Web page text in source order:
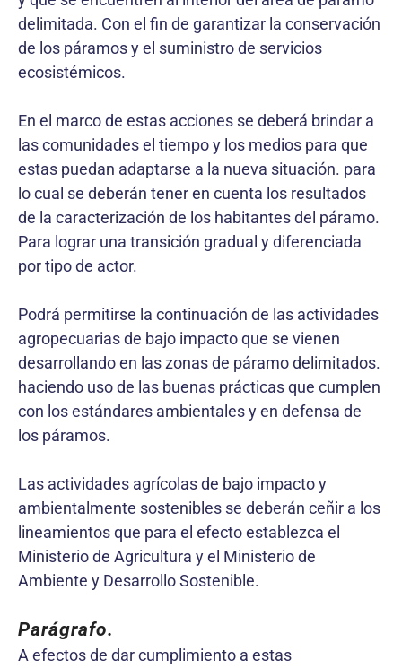
delimitada. Con el fin de garantizar la conservación
de los páramos y el suministro de servicios
ecosistémicos.
En el marco de estas acciones se deberá brindar a
las comunidades el tiempo y los medios para que
estas puedan adaptarse a la nueva situación. para
lo cual se deberán tener en cuenta los resultados
de la caracterización de los habitantes del páramo.
Para lograr una transición gradual y diferenciada
por tipo de actor.
Podrá permitirse la continuación de las actividades
agropecuarias de bajo impacto que se vienen
desarrollando en las zonas de páramo delimitados.
haciendo uso de las buenas prácticas que cumplen
con los estándares ambientales y en defensa de
los páramos.
Las actividades agrícolas de bajo impacto y
ambientalmente sostenibles se deberán ceñir a los
lineamientos que para el efecto establezca el
Ministerio de Agricultura y el Ministerio de
Ambiente y Desarrollo Sostenible.
Parágrafo.
A efectos de dar cumplimiento a estas